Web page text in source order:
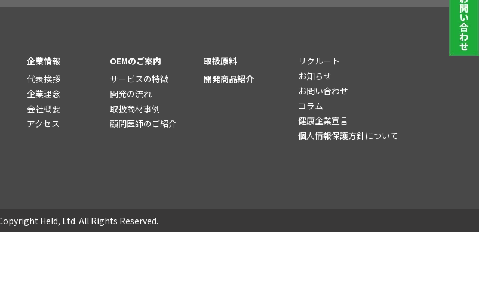
企業情報
代表挨拶
企業理念
会社概要
アクセス
OEMのご案内
サービスの特徴
開発の流れ
取扱商材事例
顧問医師のご紹介
取扱原料
開発商品紹介
リクルート
お知らせ
お問い合わせ
コラム
健康企業宣言
個人情報保護方針について
Held, Ltd. All Rights Reserved.